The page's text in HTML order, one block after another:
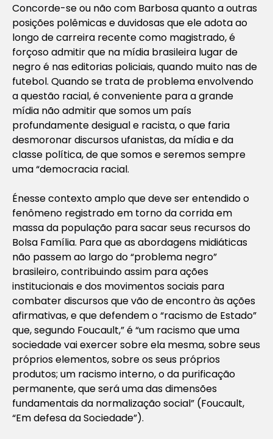
Concorde-se ou não com Barbosa quanto a outras
posições polêmicas e duvidosas que ele adota ao
longo de carreira recente como magistrado, é
forçoso admitir que na mídia brasileira lugar de
negro é nas editorias policiais, quando muito nas de
futebol. Quando se trata de problema envolvendo
a questão racial, é conveniente para a grande
mídia não admitir que somos um país
profundamente desigual e racista, o que faria
desmoronar discursos ufanistas, da mídia e da
classe política, de que somos e seremos sempre
uma “democracia racial.
Énesse contexto amplo que deve ser entendido o
fenômeno registrado em torno da corrida em
massa da população para sacar seus recursos do
Bolsa Família. Para que as abordagens midiáticas
não passem ao largo do “problema negro”
brasileiro, contribuindo assim para ações
institucionais e dos movimentos sociais para
combater discursos que vão de encontro às ações
afirmativas, e que defendem o “racismo de Estado”
que, segundo Foucault,” é “um racismo que uma
sociedade vai exercer sobre ela mesma, sobre seus
próprios elementos, sobre os seus próprios
produtos; um racismo interno, o da purificação
permanente, que será uma das dimensões
fundamentais da normalização social” (Foucault,
“Em defesa da Sociedade”).